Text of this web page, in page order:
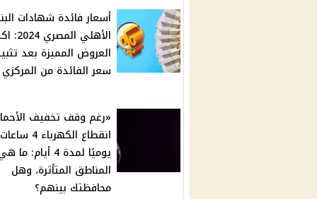
أسعار فائدة شهادات
الأهلي
العروض المميزة بعد
سعر الفائدة من المركزي
«رغم وقف تخفيف
انقطاع الكهرباء 4 ساعات
يوميًا لمدة 4 أيام: ما
المناطق المتأثرة، وهل
محافظتك بينهم؟